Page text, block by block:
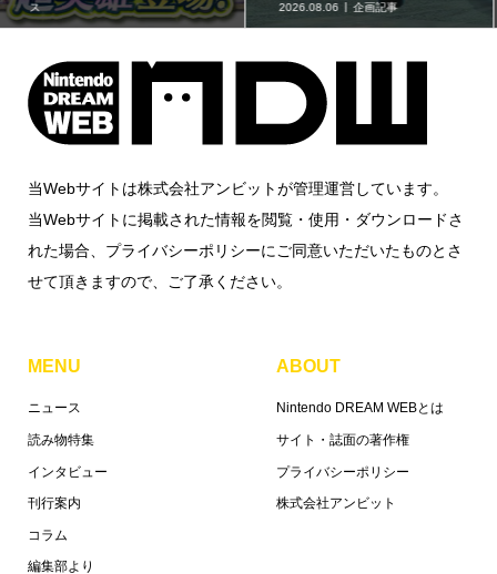
2026.08.06 取材・レポート 2026.08.06 グッズ情報
当Webサイトは株式会社アンビットが管理運営しています。
当Webサイトに掲載された情報を閲覧・使用・ダウンロードさ
れた場合、プライバシーポリシーにご同意いただいたものとさ
せて頂きますので、ご了承ください。
MENU
ニュース
読み物特集
インタビュー
刊行案内
コラム
編集部より
ABOUT
Nintendo DREAM WEBとは
サイト・誌面の著作権
プライバシーポリシー
株式会社アンビット